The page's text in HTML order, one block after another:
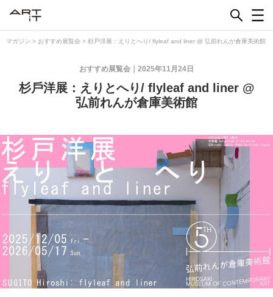
マガジン > おすすめ展覧会 > 杉⼾洋展：えりとへり/ flyleaf and liner @ 弘前れんが倉庫美術館
2025年11月24日
おすすめ展覧会
杉⼾洋展：えりとへり/ flyleaf and liner @
弘前れんが倉庫美術館